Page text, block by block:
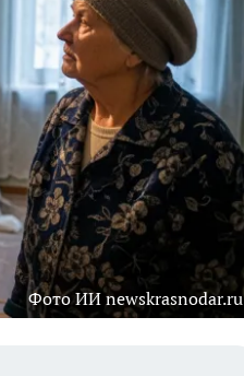
Фото ИИ newskrasnodar.ru